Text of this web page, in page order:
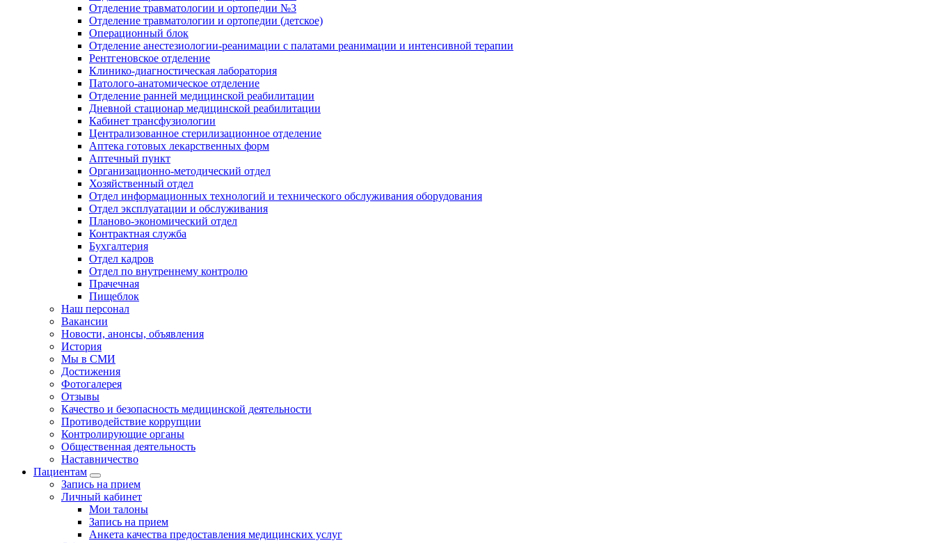
Отделение травматологии и ортопедии №3
Отделение травматологии и ортопедии (детское)
Операционный блок
Отделение анестезиологии-реанимации с палатами реанимации и интенсивной терапии
Рентгеновское отделение
Клинико-диагностическая лаборатория
Патолого-анатомическое отделение
Отделение ранней медицинской реабилитации
Дневной стационар медицинской реабилитации
Кабинет трансфузиологии
Централизованное стерилизационное отделение
Аптека готовых лекарственных форм
Аптечный пункт
Организационно-методический отдел
Хозяйственный отдел
Отдел информационных технологий и технического обслуживания оборудования
Отдел эксплуатации и обслуживания
Планово-экономический отдел
Контрактная служба
Бухгалтерия
Отдел кадров
Отдел по внутреннему контролю
Прачечная
Пищеблок
Наш персонал
Вакансии
Новости, анонсы, объявления
История
Мы в СМИ
Достижения
Фотогалерея
Отзывы
Качество и безопасность медицинской деятельности
Противодействие коррупции
Контролирующие органы
Общественная деятельность
Наставничество
Пациентам
Запись на прием
Личный кабинет
Мои талоны
Запись на прием
Анкета качества предоставления медицинских услуг